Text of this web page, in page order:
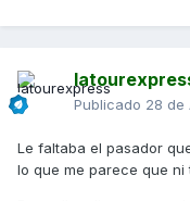
Publicado 28 de
Le faltaba el pasador
lo que me parece que